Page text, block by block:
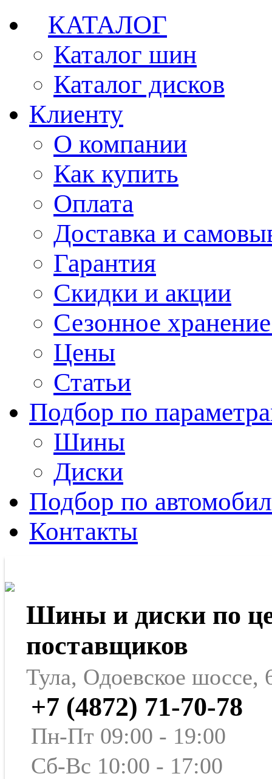
КАТАЛОГ
Каталог шин
Каталог дисков
Клиенту
О компании
Как купить
Оплата
Доставка и
Гарантия
Скидки и акции
Сезонное
Цены
Статьи
Подбор по
Шины
Диски
Подбор по
Контакты
Шины и диски по
поставщиков
Тула, Одоевское шоссе,
+7 (4872) 71-70-78
Пн-Пт 09:00 - 19:00
Сб-Вс 10:00 - 17:00